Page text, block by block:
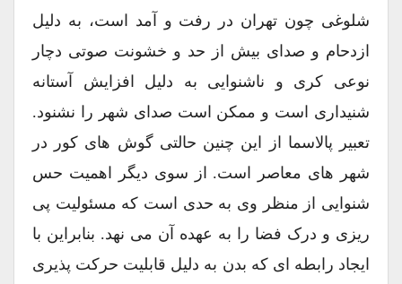
شلوغی چون تهران در رفت و آمد است، به دلیل
ازدحام و صدای بیش از حد و خشونت صوتی دچار
نوعی کری و ناشنوایی به دلیل افزایش آستانه
شنیداری است و ممکن است صدای شهر را نشنود.
تعبیر پالاسما از این چنین حالتی گوش های کور در
شهر های معاصر است. از سوی دیگر اهمیت حس
شنوایی از منظر وی به حدی است که مسئولیت پی
ریزی و درک فضا را به عهده آن می نهد. بنابراین با
ایجاد رابطه ای که بدن به دلیل قابلیت حرکت پذیری